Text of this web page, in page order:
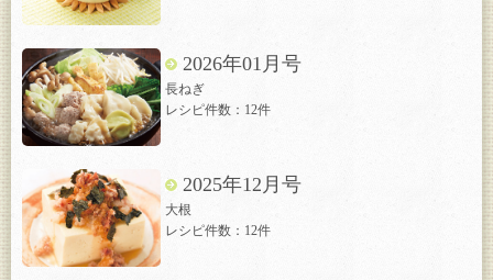
2026年01月号
長ねぎ
レシピ件数：12件
2025年12月号
大根
レシピ件数：12件